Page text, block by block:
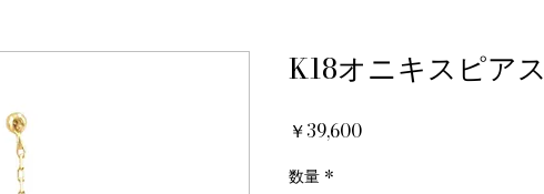
K18オニキスピアス
￥39,600価
数量 *